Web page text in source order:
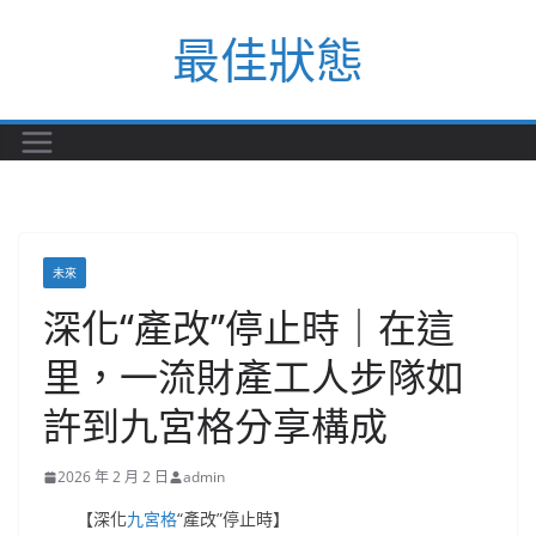
最佳狀態
未來
深化“產改”停止時｜在這
里，一流財產工人步隊如
許到九宮格分享構成
2026 年 2 月 2 日 admin
【深化九宮格“產改”停止時】